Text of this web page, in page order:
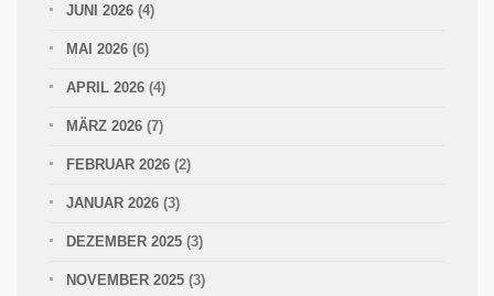
JUNI 2026 (4)
MAI 2026 (6)
APRIL 2026 (4)
MÄRZ 2026 (7)
FEBRUAR 2026 (2)
JANUAR 2026 (3)
DEZEMBER 2025 (3)
NOVEMBER 2025 (3)